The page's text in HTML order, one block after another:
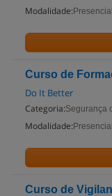
Modalidade: Presencial
Curso de
Do It Better
Categoria:Segurança
Modalidade: Presencial
Curso de